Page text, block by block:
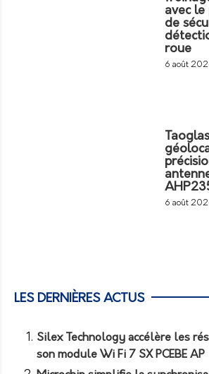
avec le
de
roue
6 août
6 août
LES DERNIÈRES ACTUS
Silex Technology accélère les
son module Wi Fi 7 SX PCEBE AP